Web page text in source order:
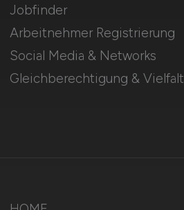
Jobfinder
Arbeitnehmer Registrierung
Social Media & Networks
Gleichberechtigung & Vielfalt